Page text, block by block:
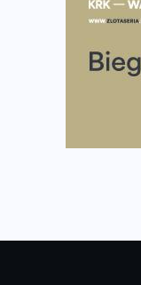
35. Bieg
Ile razy w
często biegać,
Już w ten
i Półmaraton